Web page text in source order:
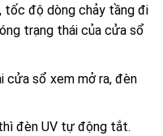
tốc độ dòng chảy tầng đi
trạng thái của cửa sổ
cửa sổ xem mở ra, đèn
đèn UV tự động tắt.